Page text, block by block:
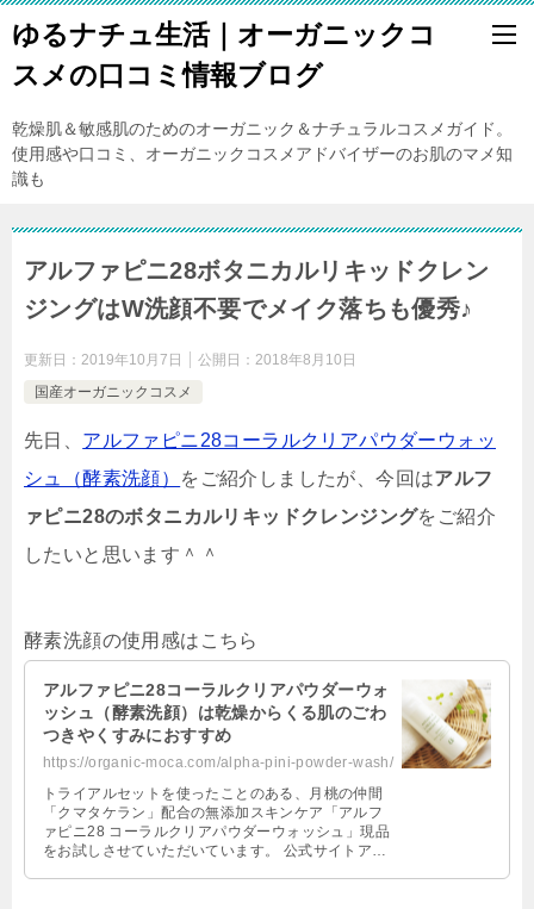
ゆるナチュ生活｜オーガニックコ
スメの口コミ情報ブログ
乾燥肌＆敏感肌のためのオーガニック＆ナチュラルコスメガイド。
使用感や口コミ、オーガニックコスメアドバイザーのお肌のマメ知
識も
アルファピニ28ボタニカルリキッドクレン
ジングはW洗顔不要でメイク落ちも優秀♪
更新日： 2019年10月7日 公開日： 2018年8月10日
国産オーガニックコスメ
先日、 アルファピニ28コーラルクリアパウダーウォッ
シュ（酵素洗顔）
をご紹介しましたが、今回はアルフ
ァピニ28のボタニカルリキッドクレンジングをご紹介
したいと思います＾＾
酵素洗顔の使用感はこちら
アルファピニ28コーラルクリアパウダーウォ
ッシュ（酵素洗顔）は乾燥からくる肌のごわ
つきやくすみにおすすめ
https://organic-moca.com/alpha-pini-powder-wash/
トライアルセットを使ったことのある、月桃の仲間
「クマタケラン」配合の無添加スキンケア「アルフ
ァピニ28 コーラルクリアパウダーウォッシュ」現品
をお試しさせていただいています。 公式サイトアル